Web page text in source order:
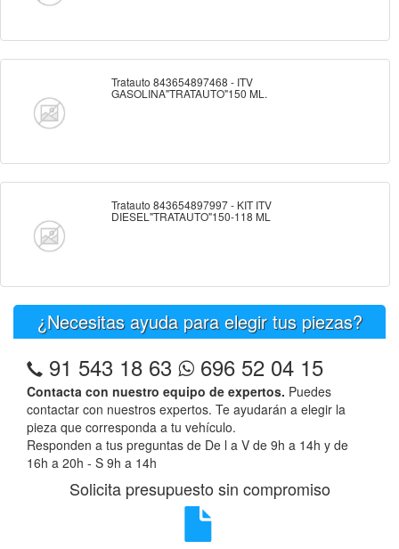
Tratauto 843654897468 - ITV
GASOLINA"TRATAUTO"150 ML.
Tratauto 843654897997 - KIT ITV
DIESEL"TRATAUTO"150-118 ML
¿Necesitas ayuda para elegir tus piezas?
91 543 18 63 696 52 04 15
Contacta con nuestro equipo de expertos. Puedes
contactar con nuestros expertos. Te ayudarán a elegir la
pieza que corresponda a tu vehículo.
Responden a tus preguntas de De l a V de 9h a 14h y de
16h a 20h - S 9h a 14h
Solicita presupuesto sin compromiso